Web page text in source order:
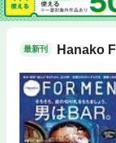
最新刊 Hanako